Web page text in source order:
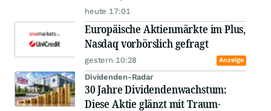
heute 17:01
Europäische Aktienmärkte im Plus,
Nasdaq vorbörslich gefragt
gestern 10:28 Anzeige
Dividenden-Radar
30 Jahre Dividendenwachstum:
Diese Aktie glänzt mit Traum-